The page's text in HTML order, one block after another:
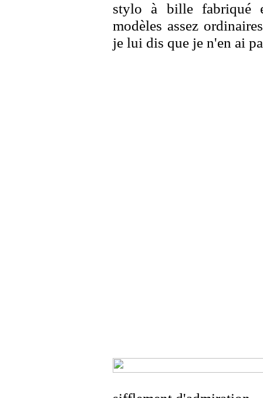
stylo à bille fabriqué
modèles assez
je lui dis que je n'en ai